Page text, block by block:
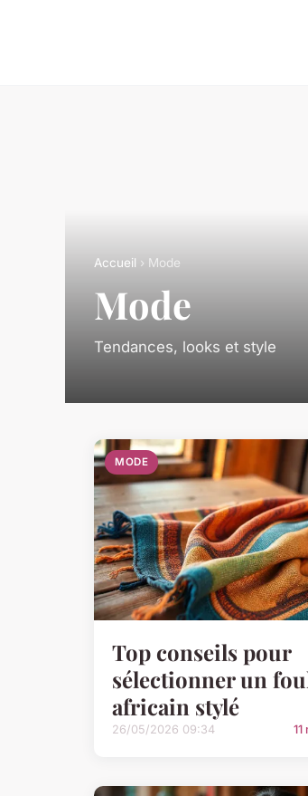
Accueil › Mode
Mode
Tendances, looks et style
MODE
Top conseils pour
sélectionner un
africain stylé
26/05/2026 09:34